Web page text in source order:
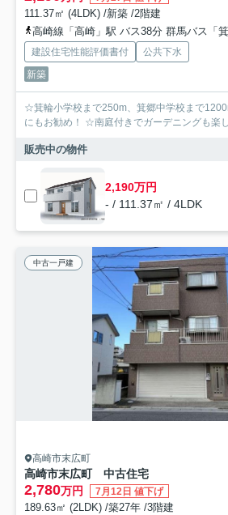
111.37㎡ (4LDK) /新築 /2階建
高崎線「高崎」駅 バス38分 群馬バス「
建設住宅性能評価書付
公共下水
新築
☆箕輪小学校まで250m、箕郷中学校まで
にもお勧め！ ☆南庭付きでガーデニングも楽
販売中の物件
2,190万円
- / 111.37㎡ / 4LDK
中古一戸建
高崎市末広町
高崎市末広町 中古住宅
2,780万円 7月12日 値下げ
189.63㎡ (2LDK) /築27年 /3階建